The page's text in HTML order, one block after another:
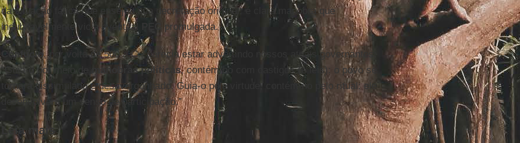
da situação fática que ensejou sua decretação original, é clara manobra que
indubitavelmente vicia eventual
promulgada.
Confúcio, por volta de 500 a.C., parecia estar advertindo nossos atuais governantes:
“Guia-o por meio de
manobras políticas, contém-no com castigos (e leis): o povo se
tornará dissimulado e desavergonhado. Guia-o pela virtude, contém-no pelo ritual: ele
desenvolverá um senso de participação.”
Leia mais